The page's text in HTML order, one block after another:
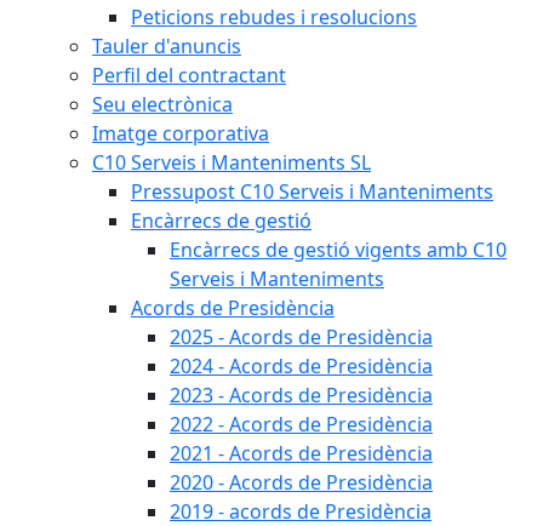
Peticions rebudes i resolucions
Tauler d'anuncis
Perfil del contractant
Seu electrònica
Imatge corporativa
C10 Serveis i Manteniments SL
Pressupost C10 Serveis i Manteniments
Encàrrecs de gestió
Encàrrecs de gestió vigents amb C10
Serveis i Manteniments
Acords de Presidència
2025 - Acords de Presidència
2024 - Acords de Presidència
2023 - Acords de Presidència
2022 - Acords de Presidència
2021 - Acords de Presidència
2020 - Acords de Presidència
2019 - acords de Presidència